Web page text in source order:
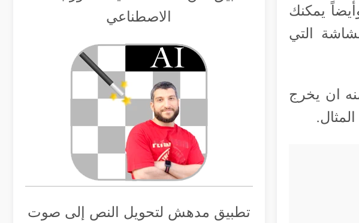
يمكنك
التي
ان يخرج
الاصطناعي
تطبيق مدهش لتحويل النص إلى صوت